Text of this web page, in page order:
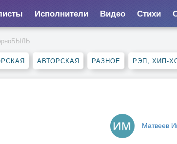
Исполнители Видео Стихи
АВТОРСКАЯ РАЗНОЕ РЭП, ХИП-
Матвеев